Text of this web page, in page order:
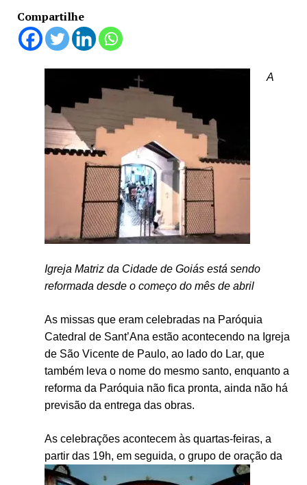
Compartilhe
A
Igreja Matriz da Cidade de Goiás está sendo
reformada desde o começo do mês de abril
As missas que eram celebradas na Paróquia
Catedral de Sant’Ana estão acontecendo na Igreja
de São Vicente de Paulo, ao lado do Lar, que
também leva o nome do mesmo santo, enquanto a
reforma da Paróquia não fica pronta, ainda não há
previsão da entrega das obras.
As celebrações acontecem às quartas-feiras, a
partir das 19h, em seguida, o grupo de oração da